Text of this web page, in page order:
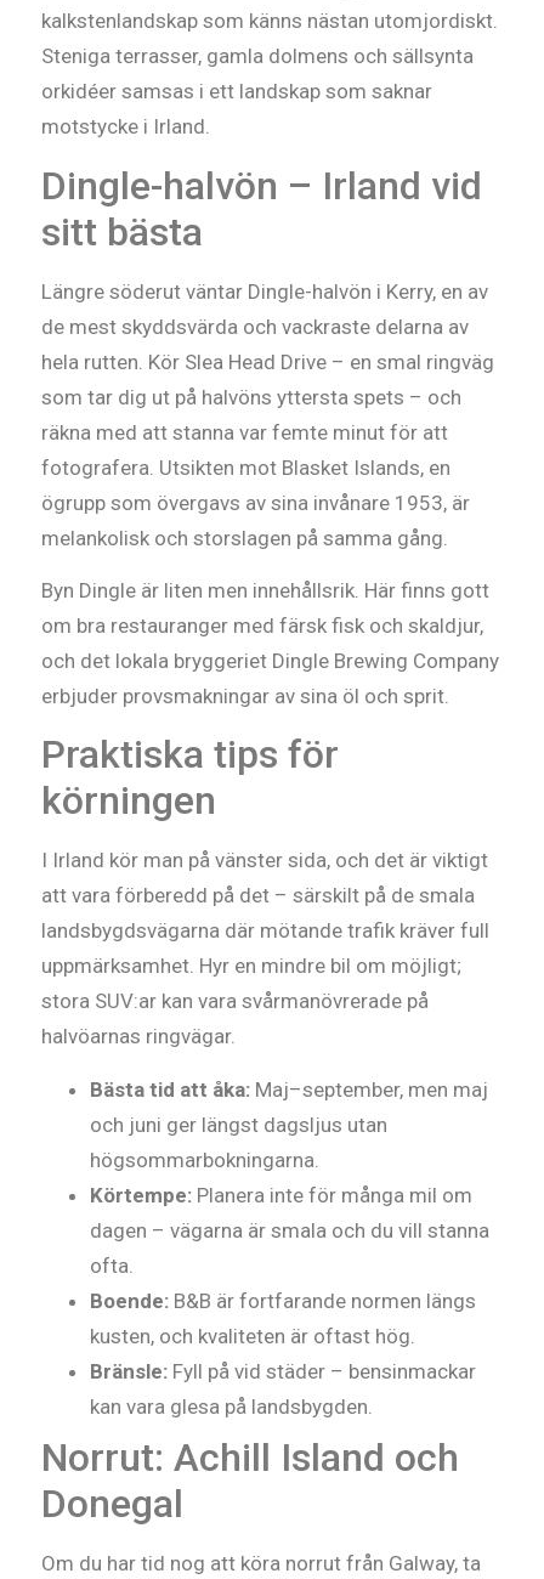
kalkstenlandskap som känns nästan utomjordiskt.
Steniga terrasser, gamla dolmens och sällsynta
orkidéer samsas i ett landskap som saknar
motstycke i Irland.
Dingle-halvön – Irland vid
sitt bästa
Längre söderut väntar Dingle-halvön i Kerry, en av
de mest skyddsvärda och vackraste delarna av
hela rutten. Kör Slea Head Drive – en smal ringväg
som tar dig ut på halvöns yttersta spets – och
räkna med att stanna var femte minut för att
fotografera. Utsikten mot Blasket Islands, en
ögrupp som övergavs av sina invånare 1953, är
melankolisk och storslagen på samma gång.
Byn Dingle är liten men innehållsrik. Här finns gott
om bra restauranger med färsk fisk och skaldjur,
och det lokala bryggeriet Dingle Brewing Company
erbjuder provsmakningar av sina öl och sprit.
Praktiska tips för
körningen
I Irland kör man på vänster sida, och det är viktigt
att vara förberedd på det – särskilt på de smala
landsbygdsvägarna där mötande trafik kräver full
uppmärksamhet. Hyr en mindre bil om möjligt;
stora SUV:ar kan vara svårmanövrerade på
halvöarnas ringvägar.
Bästa tid att åka: Maj–september, men maj
och juni ger längst dagsljus utan
högsommarbokningarna.
Körtempe: Planera inte för många mil om
dagen – vägarna är smala och du vill stanna
ofta.
Boende: B&B är fortfarande normen längs
kusten, och kvaliteten är oftast hög.
Bränsle: Fyll på vid städer – bensinmackar
kan vara glesa på landsbygden.
Norrut: Achill Island och
Donegal
Om du har tid nog att köra norrut från Galway, ta